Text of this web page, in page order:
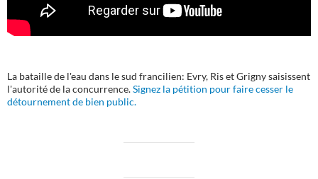
La bataille de l'eau dans le sud francilien: Evry, Ris et Grigny saisissent
l'autorité de la concurrence.Signez la pétition pour faire cesser le
détournement de bien public.